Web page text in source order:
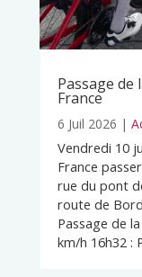
Passage de
France
6 Juil 2026 |
Vendredi 10
France
rue du pont
route de
Passage de
km/h 16h32 :